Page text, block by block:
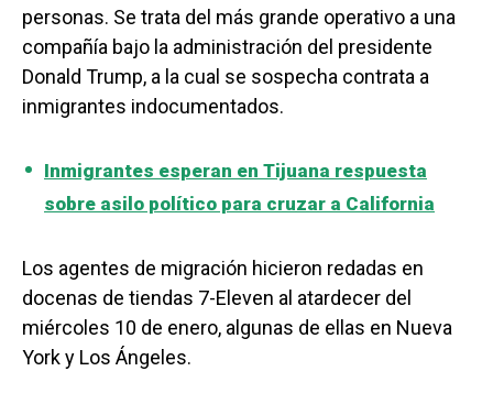
personas. Se trata del más grande operativo a una
compañía bajo la administración del presidente
Donald Trump, a la cual se sospecha contrata a
inmigrantes indocumentados.
Inmigrantes esperan en Tijuana respuesta
sobre asilo político para cruzar a California
Los agentes de migración hicieron redadas en
docenas de tiendas 7-Eleven al atardecer del
miércoles 10 de enero, algunas de ellas en Nueva
York y Los Ángeles.